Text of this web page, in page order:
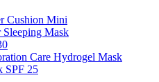
Cushion Mini
Mask
Care Hydrogel Mask
SPF 25